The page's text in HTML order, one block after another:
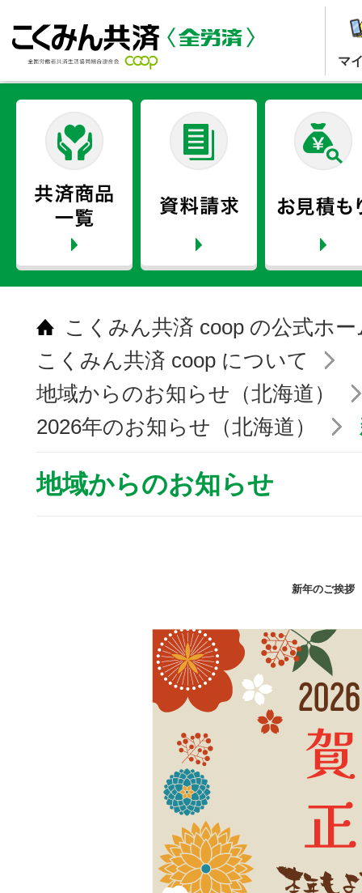
マ
こくみん共済 coop の公式ホ
こくみん共済 coop について
地域からのお知らせ（北海道）
2026年のお知らせ（北海道）
地域からのお知らせ
新年のご挨拶